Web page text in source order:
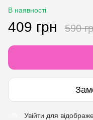
В наявності
409 грн 590
Увійти для